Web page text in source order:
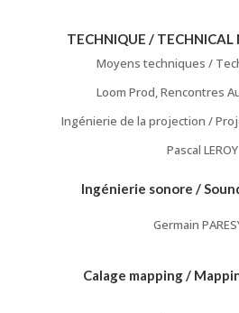
TECHNIQUE /
Moyens techniques /
Loom Prod, Rencontres
Ingénierie de la projection /
Pascal LEROY
Ingénierie sonore /
Germain
Calage mapping /